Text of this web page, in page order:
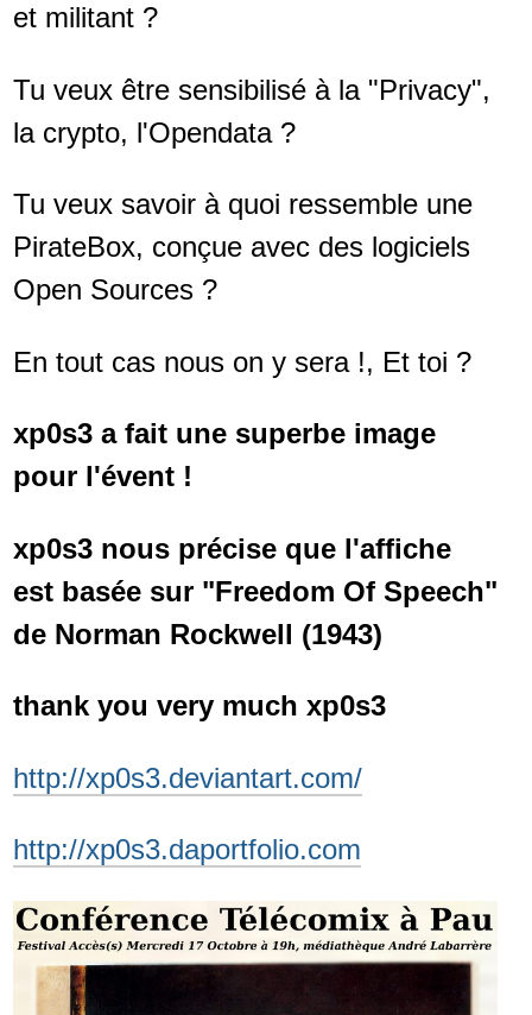
et militant ?
Tu veux être sensibilisé à la "Privacy",
la crypto, l'Opendata ?
Tu veux savoir à quoi ressemble une
PirateBox, conçue avec des logiciels
Open Sources ?
En tout cas nous on y sera !, Et toi ?
xp0s3 a fait une superbe image
pour l'évent !
xp0s3 nous précise que l'affiche
est basée sur "Freedom Of Speech"
de Norman Rockwell (1943)
thank you very much xp0s3
http://xp0s3.deviantart.com/
http://xp0s3.daportfolio.com